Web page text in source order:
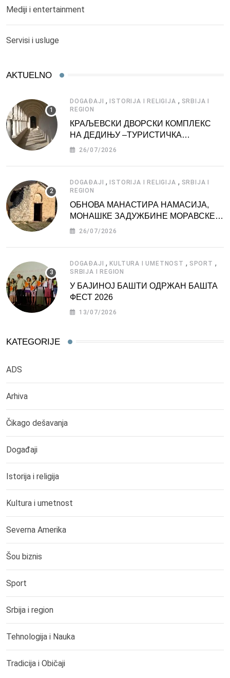
Mediji i entertainment
Servisi i usluge
AKTUELNO
DOGAĐAJI ,ISTORIJA I RELIGIJA , SRBIJA I
REGION
КРАЉЕВСКИ ДВОРСКИ КОМПЛЕКС
НА ДЕДИЊУ –ТУРИСТИЧКА
АТРАКЦИЈА
26/07/2026
DOGAĐAJI ,ISTORIJA I RELIGIJA , SRBIJA I
REGION
ОБНОВА МАНАСТИРА НАМАСИЈА,
МОНАШКЕ ЗАДУЖБИНЕ МОРАВСКЕ
СРБИЈЕ
26/07/2026
DOGAĐAJI ,KULTURA I UMETNOST , SPORT ,
SRBIJA I REGION
У БАЈИНОЈ БАШТИ ОДРЖАН БАШТА
ФЕСТ 2026
13/07/2026
KATEGORIJE
ADS
Arhiva
Čikago dešavanja
Događaji
Istorija i religija
Kultura i umetnost
Severna Amerika
Šou biznis
Sport
Srbija i region
Tehnologija i Nauka
Tradicija i Običaji